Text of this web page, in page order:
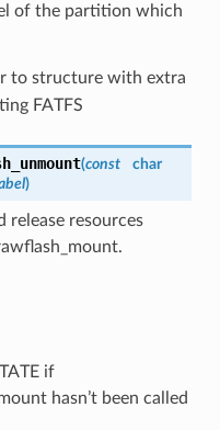
of the partition which
to structure with extra
FATFS
(const
char
)
release resources
if
hasn’t been called